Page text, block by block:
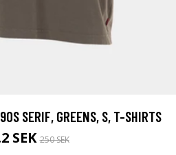
SERIF, GREENS, S, T-SHIRTS
SEK250 SEK